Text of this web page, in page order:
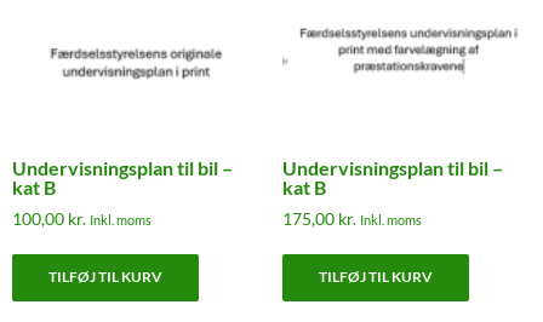
Undervisningsplan til bil –
kat B
100,00 kr. Inkl. moms
TILFØJ TIL KURV
Undervisningsplan til bil –
kat B
175,00 kr. Inkl. moms
TILFØJ TIL KURV